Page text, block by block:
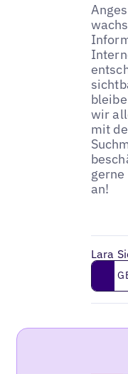
wir
mit
an!
Lara
Get